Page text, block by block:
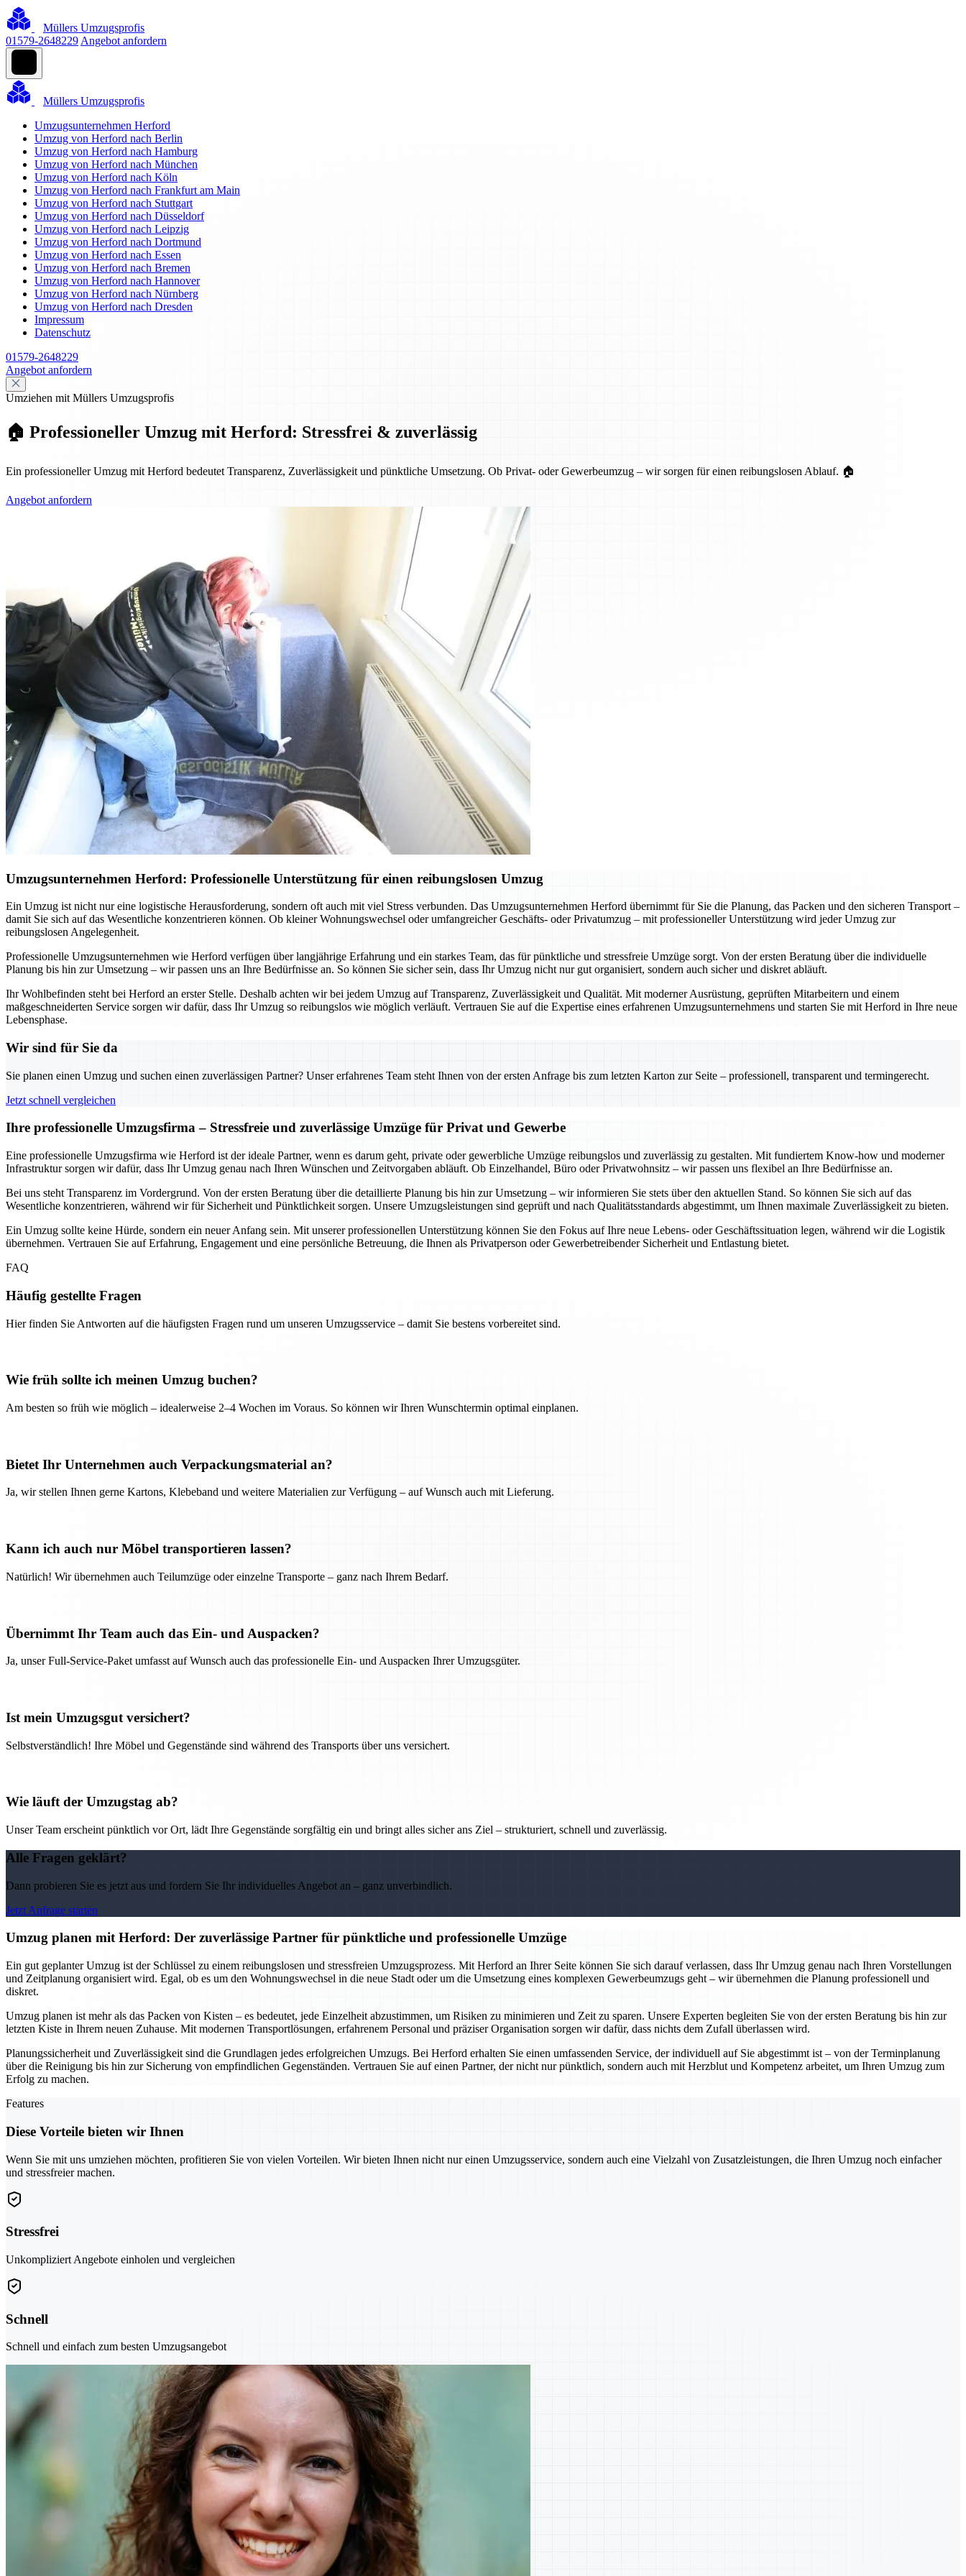
Müllers Umzugsprofis
01579-2648229 Angebot anfordern
Müllers Umzugsprofis
Umzugsunternehmen Herford
Umzug von Herford nach Berlin
Umzug von Herford nach Hamburg
Umzug von Herford nach München
Umzug von Herford nach Köln
Umzug von Herford nach Frankfurt am Main
Umzug von Herford nach Stuttgart
Umzug von Herford nach Düsseldorf
Umzug von Herford nach Leipzig
Umzug von Herford nach Dortmund
Umzug von Herford nach Essen
Umzug von Herford nach Bremen
Umzug von Herford nach Hannover
Umzug von Herford nach Nürnberg
Umzug von Herford nach Dresden
Impressum
Datenschutz
01579-2648229
Angebot anfordern
Umziehen mit Müllers Umzugsprofis
🏠 Professioneller Umzug mit Herford: Stressfrei & zuverlässig
Ein professioneller Umzug mit Herford bedeutet Transparenz, Zuverlässigkeit und pünktliche Umsetzung. Ob Privat- oder Gewerbeumzug – wir sorgen für einen reibungslosen Ablauf. 🏠
Angebot anfordern
Umzugsunternehmen Herford: Professionelle Unterstützung für einen reibungslosen Umzug
Ein Umzug ist nicht nur eine logistische Herausforderung, sondern oft auch mit viel Stress verbunden. Das Umzugsunternehmen Herford übernimmt für Sie die Planung, das Packen und den sicheren Transport –
damit Sie sich auf das Wesentliche konzentrieren können. Ob kleiner Wohnungswechsel oder umfangreicher Geschäfts- oder Privatumzug – mit professioneller Unterstützung wird jeder Umzug zur
reibungslosen Angelegenheit.
Professionelle Umzugsunternehmen wie Herford verfügen über langjährige Erfahrung und ein starkes Team, das für pünktliche und stressfreie Umzüge sorgt. Von der ersten Beratung über die individuelle
Planung bis hin zur Umsetzung – wir passen uns an Ihre Bedürfnisse an. So können Sie sicher sein, dass Ihr Umzug nicht nur gut organisiert, sondern auch sicher und diskret abläuft.
Ihr Wohlbefinden steht bei Herford an erster Stelle. Deshalb achten wir bei jedem Umzug auf Transparenz, Zuverlässigkeit und Qualität. Mit moderner Ausrüstung, geprüften Mitarbeitern und einem
maßgeschneiderten Service sorgen wir dafür, dass Ihr Umzug so reibungslos wie möglich verläuft. Vertrauen Sie auf die Expertise eines erfahrenen Umzugsunternehmens und starten Sie mit Herford in Ihre neue
Lebensphase.
Wir sind für Sie da
Sie planen einen Umzug und suchen einen zuverlässigen Partner? Unser erfahrenes Team steht Ihnen von der ersten Anfrage bis zum letzten Karton zur Seite – professionell, transparent und termingerecht.
Jetzt schnell vergleichen
Ihre professionelle Umzugsfirma – Stressfreie und zuverlässige Umzüge für Privat und Gewerbe
Eine professionelle Umzugsfirma wie Herford ist der ideale Partner, wenn es darum geht, private oder gewerbliche Umzüge reibungslos und zuverlässig zu gestalten. Mit fundiertem Know-how und moderner
Infrastruktur sorgen wir dafür, dass Ihr Umzug genau nach Ihren Wünschen und Zeitvorgaben abläuft. Ob Einzelhandel, Büro oder Privatwohnsitz – wir passen uns flexibel an Ihre Bedürfnisse an.
Bei uns steht Transparenz im Vordergrund. Von der ersten Beratung über die detaillierte Planung bis hin zur Umsetzung – wir informieren Sie stets über den aktuellen Stand. So können Sie sich auf das
Wesentliche konzentrieren, während wir für Sicherheit und Pünktlichkeit sorgen. Unsere Umzugsleistungen sind geprüft und nach Qualitätsstandards abgestimmt, um Ihnen maximale Zuverlässigkeit zu bieten.
Ein Umzug sollte keine Hürde, sondern ein neuer Anfang sein. Mit unserer professionellen Unterstützung können Sie den Fokus auf Ihre neue Lebens- oder Geschäftssituation legen, während wir die Logistik
übernehmen. Vertrauen Sie auf Erfahrung, Engagement und eine persönliche Betreuung, die Ihnen als Privatperson oder Gewerbetreibender Sicherheit und Entlastung bietet.
FAQ
Häufig gestellte Fragen
Hier finden Sie Antworten auf die häufigsten Fragen rund um unseren Umzugsservice – damit Sie bestens vorbereitet sind.
Wie früh sollte ich meinen Umzug buchen?
Am besten so früh wie möglich – idealerweise 2–4 Wochen im Voraus. So können wir Ihren Wunschtermin optimal einplanen.
Bietet Ihr Unternehmen auch Verpackungsmaterial an?
Ja, wir stellen Ihnen gerne Kartons, Klebeband und weitere Materialien zur Verfügung – auf Wunsch auch mit Lieferung.
Kann ich auch nur Möbel transportieren lassen?
Natürlich! Wir übernehmen auch Teilumzüge oder einzelne Transporte – ganz nach Ihrem Bedarf.
Übernimmt Ihr Team auch das Ein- und Auspacken?
Ja, unser Full-Service-Paket umfasst auf Wunsch auch das professionelle Ein- und Auspacken Ihrer Umzugsgüter.
Ist mein Umzugsgut versichert?
Selbstverständlich! Ihre Möbel und Gegenstände sind während des Transports über uns versichert.
Wie läuft der Umzugstag ab?
Unser Team erscheint pünktlich vor Ort, lädt Ihre Gegenstände sorgfältig ein und bringt alles sicher ans Ziel – strukturiert, schnell und zuverlässig.
Alle Fragen geklärt?
Dann probieren Sie es jetzt aus und fordern Sie Ihr individuelles Angebot an – ganz unverbindlich.
Jetzt Anfrage starten
Umzug planen mit Herford: Der zuverlässige Partner für pünktliche und professionelle Umzüge
Ein gut geplanter Umzug ist der Schlüssel zu einem reibungslosen und stressfreien Umzugsprozess. Mit Herford an Ihrer Seite können Sie sich darauf verlassen, dass Ihr Umzug genau nach Ihren Vorstellungen
und Zeitplanung organisiert wird. Egal, ob es um den Wohnungswechsel in die neue Stadt oder um die Umsetzung eines komplexen Gewerbeumzugs geht – wir übernehmen die Planung professionell und
diskret.
Umzug planen ist mehr als das Packen von Kisten – es bedeutet, jede Einzelheit abzustimmen, um Risiken zu minimieren und Zeit zu sparen. Unsere Experten begleiten Sie von der ersten Beratung bis hin zur
letzten Kiste in Ihrem neuen Zuhause. Mit modernen Transportlösungen, erfahrenem Personal und präziser Organisation sorgen wir dafür, dass nichts dem Zufall überlassen wird.
Planungssicherheit und Zuverlässigkeit sind die Grundlagen jedes erfolgreichen Umzugs. Bei Herford erhalten Sie einen umfassenden Service, der individuell auf Sie abgestimmt ist – von der Terminplanung
über die Reinigung bis hin zur Sicherung von empfindlichen Gegenständen. Vertrauen Sie auf einen Partner, der nicht nur pünktlich, sondern auch mit Herzblut und Kompetenz arbeitet, um Ihren Umzug zum
Erfolg zu machen.
Features
Diese Vorteile bieten wir Ihnen
Wenn Sie mit uns umziehen möchten, profitieren Sie von vielen Vorteilen. Wir bieten Ihnen nicht nur einen Umzugsservice, sondern auch eine Vielzahl von Zusatzleistungen, die Ihren Umzug noch einfacher
und stressfreier machen.
Stressfrei
Unkompliziert Angebote einholen und vergleichen
Schnell
Schnell und einfach zum besten Umzugsangebot